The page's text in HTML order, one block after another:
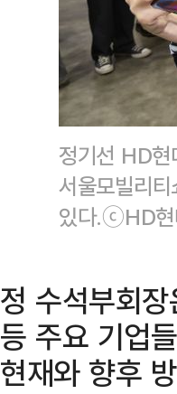
정기선 HD
서울모빌리
있다.ⓒHD현
정 수석부회
등 주요 기업
현재와 향후